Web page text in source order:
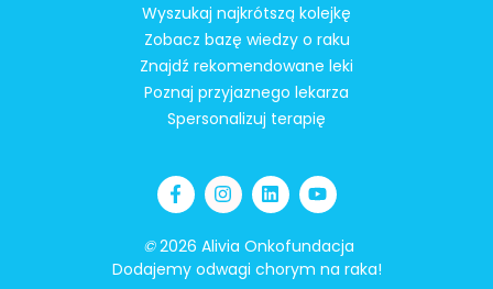
Wyszukaj najkrótszą kolejkę
Zobacz bazę wiedzy o raku
Znajdź rekomendowane leki
Poznaj przyjaznego lekarza
Spersonalizuj terapię
©2026 Alivia Onkofundacja
Dodajemy odwagi chorym na raka!